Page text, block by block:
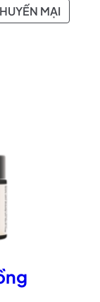
MẠISẢN
PHẨM